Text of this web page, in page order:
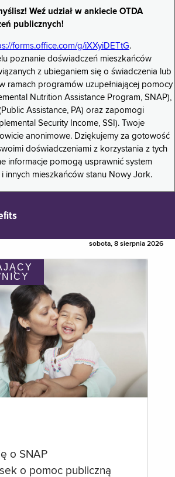
Weź udział w ankiecie OTDA
publicznych!
forms.office.com/g/iXXyiDETtG.
poznanie doświadczeń mieszkańców
z ubieganiem się o świadczenia lub
ramach programów uzupełniającej pomocy
Nutrition Assistance Program, SNAP),
Assistance, PA) oraz zapomogi
Security Income, SSI). Twoje
anonimowe. Dziękujemy za gotowość
doświadczeniami z korzystania z tych
informacje pomogą usprawnić system
innych mieszkańców stanu Nowy Jork.
sobota, 8 sierpnia 2026
o SNAP
o pomoc publiczną